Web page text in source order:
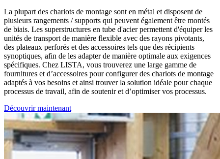
La plupart des chariots de montage sont en métal et disposent de
plusieurs rangements / supports qui peuvent également être montés
de biais. Les superstructures en tube d'acier permettent d'équiper les
unités de transport de manière flexible avec des rayons pivotants,
des plateaux perforés et des accessoires tels que des récipients
synoptiques, afin de les adapter de manière optimale aux exigences
spécifiques. Chez LISTA, vous trouverez une large gamme de
fournitures et d’accessoires pour configurer des chariots de montage
adaptés à vos besoins et ainsi trouver la solution idéale pour chaque
processus de travail, afin de soutenir et d’optimiser vos processus.
Découvrir maintenant